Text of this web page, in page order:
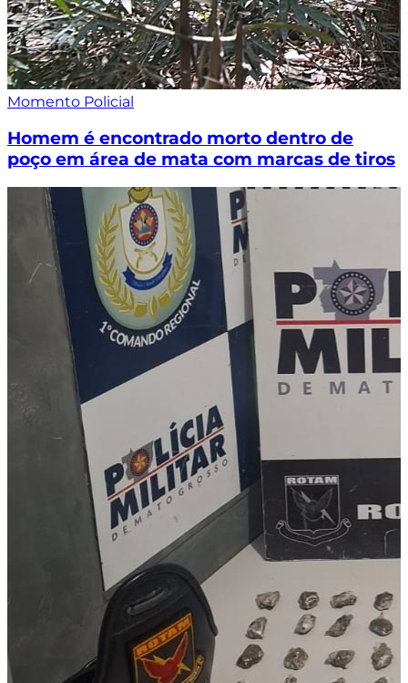
Momento Policial
Homem é encontrado morto dentro de
poço em área de mata com marcas de tiros